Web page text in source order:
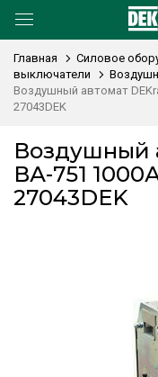
Главная Силовое
выключатели
Воздушный автомат
27043DEK
Воздушный
ВА-751
27043DEK